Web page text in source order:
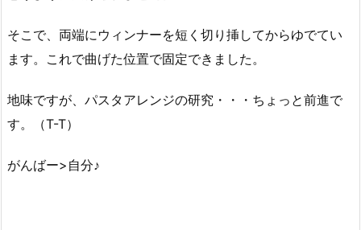
そこで、両端にウィンナーを短く切り挿してからゆでてい
ます。これで曲げた位置で固定できました。
地味ですが、パスタアレンジの研究・・・ちょっと前進で
す。（T-T）
がんばー>自分♪